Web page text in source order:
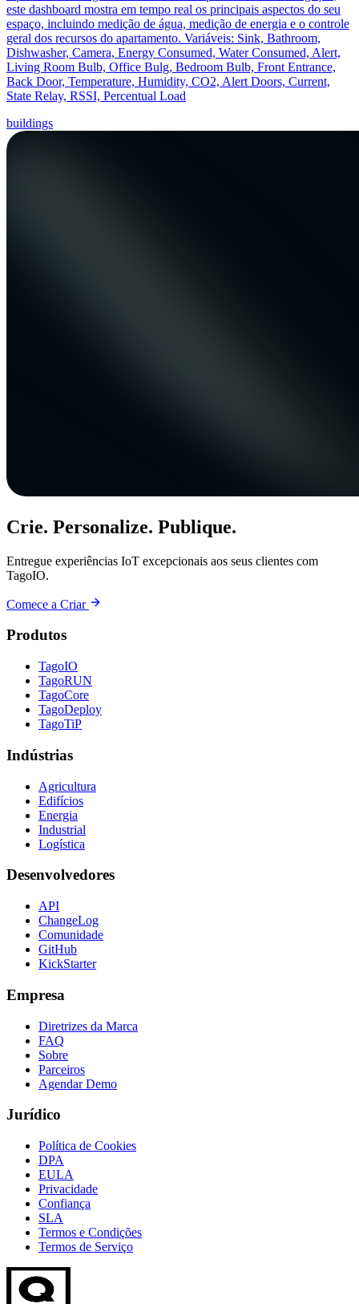
este dashboard mostra em tempo real os principais aspectos do seu
espaço, incluindo medição de água, medição de energia e o controle
geral dos recursos do apartamento. Variáveis: Sink, Bathroom,
Dishwasher, Camera, Energy Consumed, Water Consumed, Alert,
Living Room Bulb, Office Bulg, Bedroom Bulb, Front Entrance,
Back Door, Temperature, Humidity, CO2, Alert Doors, Current,
State Relay, RSSI, Percentual Load
buildings
Crie. Personalize. Publique.
Entregue experiências IoT excepcionais aos seus clientes com
TagoIO.
Comece a Criar
Produtos
TagoIO
TagoRUN
TagoCore
TagoDeploy
TagoTiP
Indústrias
Agricultura
Edifícios
Energia
Industrial
Logística
Desenvolvedores
API
ChangeLog
Comunidade
GitHub
KickStarter
Empresa
Diretrizes da Marca
FAQ
Sobre
Parceiros
Agendar Demo
Jurídico
Política de Cookies
DPA
EULA
Privacidade
Confiança
SLA
Termos e Condições
Termos de Serviço